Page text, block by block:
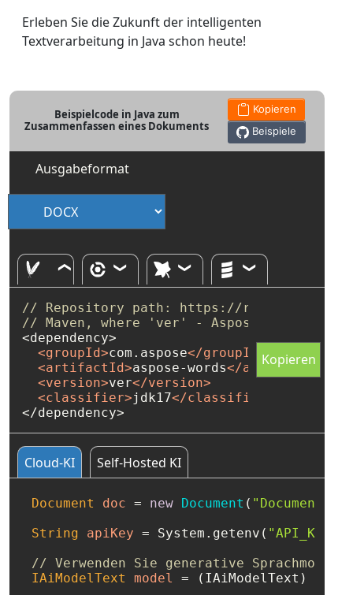
Erleben Sie die Zukunft der intelligenten
Textverarbeitung in Java schon heute!
Beispielcode in Java zum
Zusammenfassen eines Dokuments
Kopieren
Beispiele
Ausgabeformat
// Repository path: https://
// Maven, where 'ver' - Aspose.Words
<dependency>
<groupId>com.aspose</groupId
>
<artifactId>aspose-words</artifactId
<version>ver</version>
<classifier>jdk17</classifier
Kopieren
// Repository path: https://
// Gradle, where 'ver' - Aspose.Words
compile( group: 'com.aspose'
Kopieren
// Repository path: https://
// Ivy, where
<dependency org="com.aspose" name=
<artifact name="aspose-words"
</dependency>
Kopieren
// Repository path: https://
// Sbt, where 'ver' - Aspose.Words
libraryDependencies +=
Kopieren
Cloud-KI
Self-Hosted KI
Document doc = new Document (
String
apiKey = System.getenv( "API_KEY"
// Verwenden Sie generative
IAiModelText
model = (IAiModelText)